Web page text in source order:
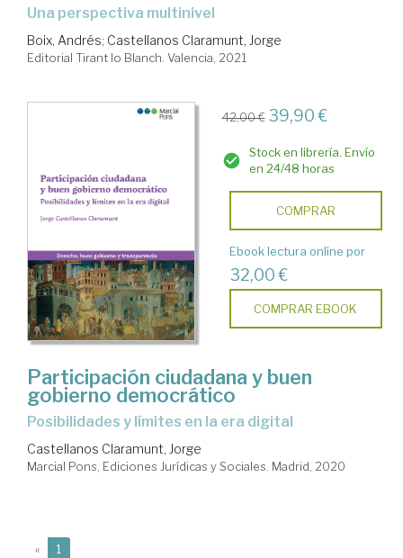
una perspectiva multinivel
Boix, Andrés; Castellanos Claramunt, Jorge
Editorial Tirant lo Blanch. Valencia, 2021
42,00 € 39,90 €
Stock en librería. Envío
en 24/48 horas
COMPRAR
Ebook lectura online por
32,00 €
COMPRAR EBOOK
Participación ciudadana y buen
gobierno democrático
Posibilidades y límites en la era digital
Castellanos Claramunt, Jorge
Marcial Pons, Ediciones Jurídicas y Sociales. Madrid, 2020
« 1